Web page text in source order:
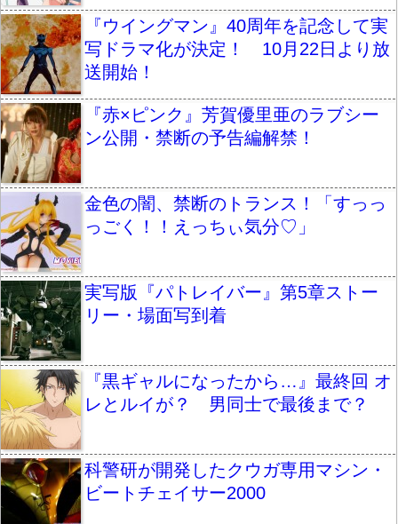
『ウイングマン』40周年を記念して実
写ドラマ化が決定！ 10月22日より放
送開始！
『赤×ピンク』芳賀優里亜のラブシー
ン公開・禁断の予告編解禁！
金色の闇、禁断のトランス！「すっっ
っごく！！えっちぃ気分♡」
実写版『パトレイバー』第5章ストー
リー・場面写到着
『黒ギャルになったから…』最終回 オ
レとルイが？ 男同士で最後まで？
科警研が開発したクウガ専用マシン・
ビートチェイサー2000